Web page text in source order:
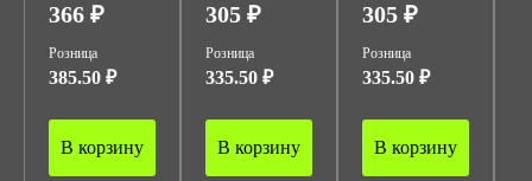
366 ₽
Розница
385.50 ₽
В корзину
305 ₽
Розница
335.50 ₽
В корзину
305 ₽
Розница
335.50 ₽
В корзину